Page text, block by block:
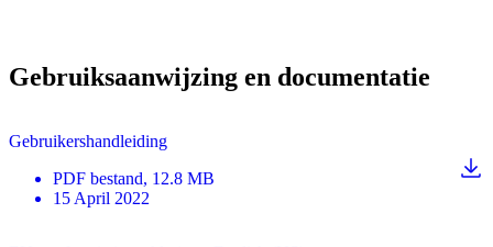
Gebruiksaanwijzing en documentatie
Gebruikershandleiding
PDF bestand, 12.8 MB
15 April 2022